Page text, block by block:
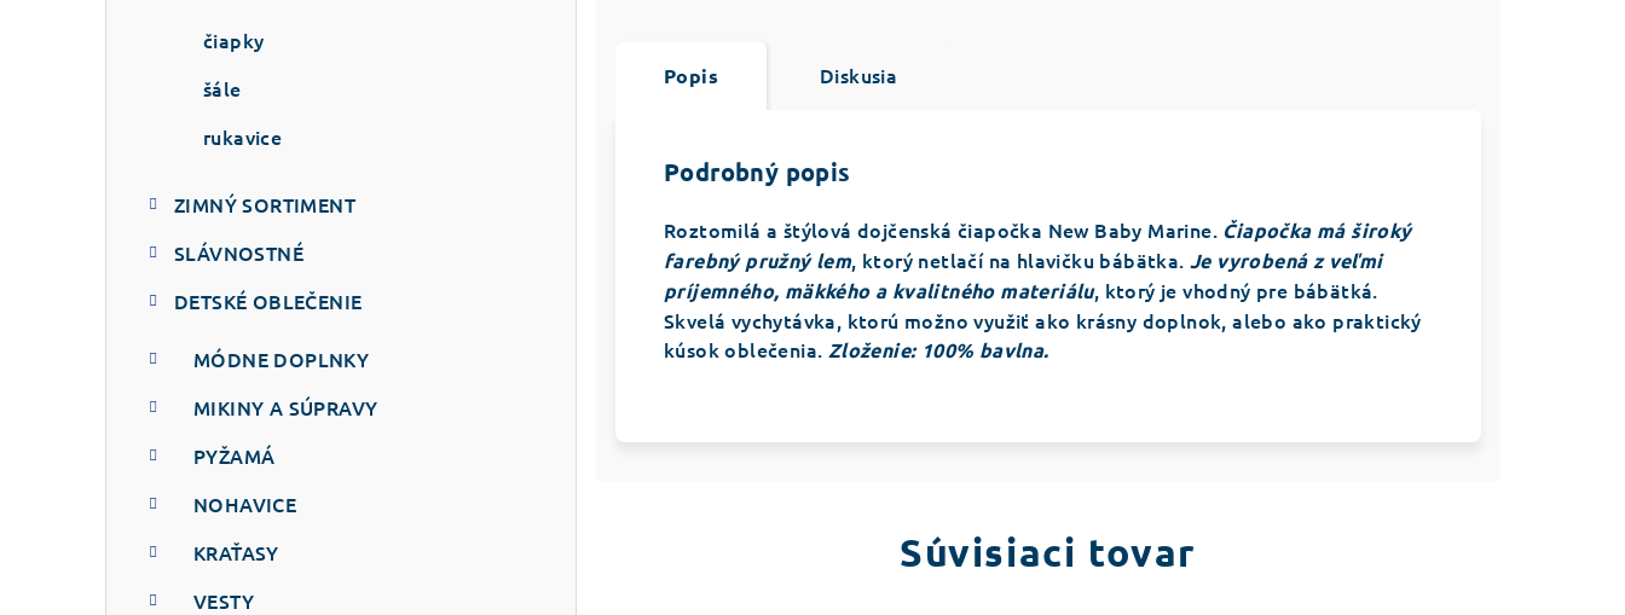
čiapky
šále
rukavice
ZIMNÝ SORTIMENT
SLÁVNOSTNÉ
DETSKÉ OBLEČENIE
MÓDNE DOPLNKY
MIKINY A SÚPRAVY
PYŽAMÁ
NOHAVICE
KRAŤASY
VESTY
Popis Diskusia
Podrobný popis
Roztomilá a štýlová dojčenská čiapočka New Baby Marine. Čiapočka má široký
farebný pružný lem, ktorý netlačí na hlavičku bábätka.Je vyrobená z veľmi
príjemného, mäkkého a kvalitného materiálu, ktorý je vhodný pre bábätká.
Skvelá vychytávka, ktorú možno využiť ako krásny doplnok, alebo ako praktický
kúsok oblečenia. Zloženie: 100% bavlna.
Súvisiaci tovar